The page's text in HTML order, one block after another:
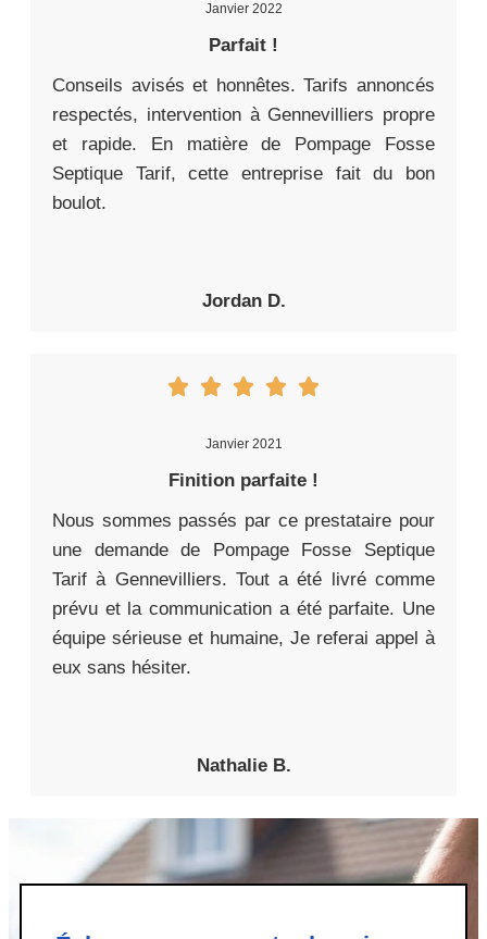
Janvier 2022
Parfait !
Conseils avisés et honnêtes. Tarifs annoncés
respectés, intervention à Gennevilliers propre
et rapide. En matière de Pompage Fosse
Septique Tarif, cette entreprise fait du bon
boulot.
Jordan D.
Janvier 2021
Finition parfaite !
Nous sommes passés par ce prestataire pour
une demande de Pompage Fosse Septique
Tarif à Gennevilliers. Tout a été livré comme
prévu et la communication a été parfaite. Une
équipe sérieuse et humaine, Je referai appel à
eux sans hésiter.
Nathalie B.